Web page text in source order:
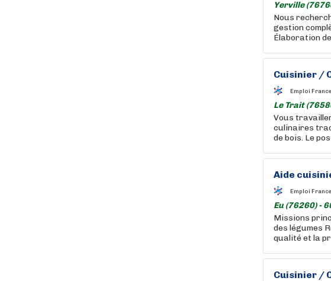
Yerville
Nous
gestion
Élaboration
Cuisinier /
Emploi
Le Trait
Vous
culinaires
de bois. Le
Aide
Emploi
Eu (76260) -
Missions
des légumes
qualité et la
Cuisinier /